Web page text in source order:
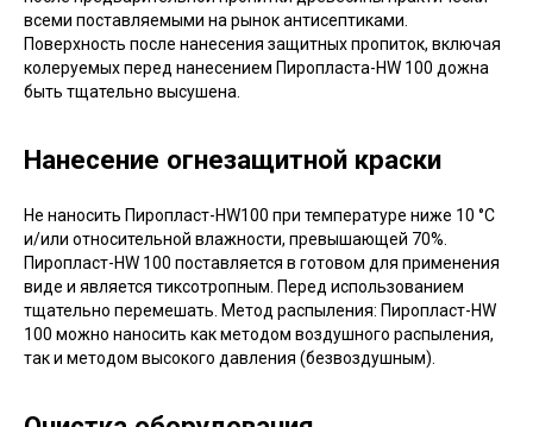
всеми поставляемыми на рынок антисептиками.
Поверхность после нанесения защитных пропиток, включая
колеруемых перед нанесением Пиропласта-HW 100 дожна
быть тщательно высушена.
Нанесение огнезащитной краски
Не наносить Пиропласт-HW100 при температуре ниже 10 °С
и/или относительной влажности, превышающей 70%.
Пиропласт-HW 100 поставляется в готовом для применения
виде и является тиксотропным. Перед использованием
тщательно перемешать. Метод распыления: Пиропласт-HW
100 можно наносить как методом воздушного распыления,
так и методом высокого давления (безвоздушным).